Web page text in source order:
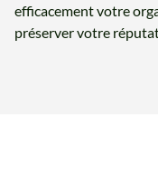
efficacement votre
préserver votre